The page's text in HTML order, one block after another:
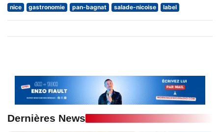
nice gastronomie pan-bagnat salade-nicoise label
Dernières News